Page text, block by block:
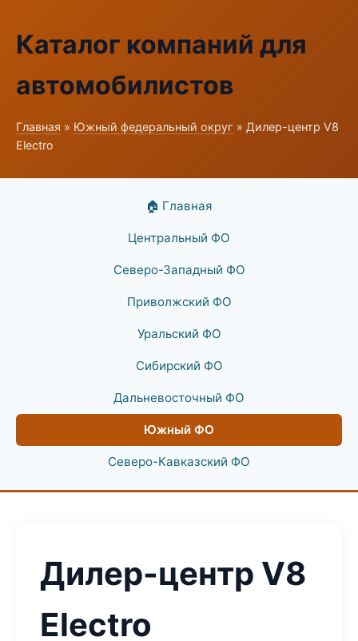
Каталог компаний для
автомобилистов
Главная » Южный федеральный округ » Дилер-центр V8
Electro
🏠 Главная
Центральный ФО
Северо-Западный ФО
Приволжский ФО
Уральский ФО
Сибирский ФО
Дальневосточный ФО
Южный ФО
Северо-Кавказский ФО
Дилер-центр V8
Electro